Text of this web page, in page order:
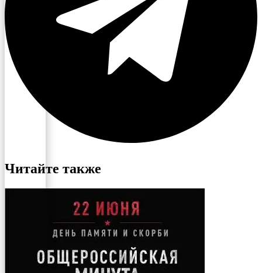
Читайте также